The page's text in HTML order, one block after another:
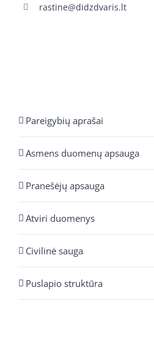
rastine@didzdvaris.lt
Pareigybių aprašai
Asmens duomenų apsauga
Pranešėjų apsauga
Atviri duomenys
Civilinė sauga
Puslapio struktūra